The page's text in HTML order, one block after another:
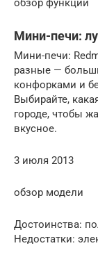
обзор функций
Мини-печи:
Мини-печи:
разные —
конфорками и
Выбирайте,
городе, чтобы
вкусное.
3 июля 2013
обзор модели
Достоинства:
Недостатки: